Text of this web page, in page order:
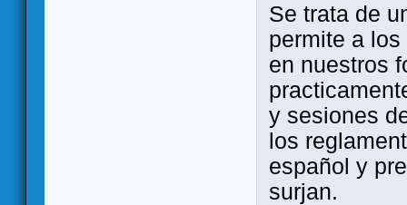
Se trata de
permite a
en nuestros
y sesiones
los
español y
surjan.